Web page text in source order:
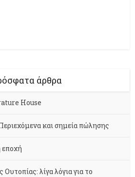
άρθρα
House
και σημεία πώλησης
Ουτοπίας: λίγα λόγια για το